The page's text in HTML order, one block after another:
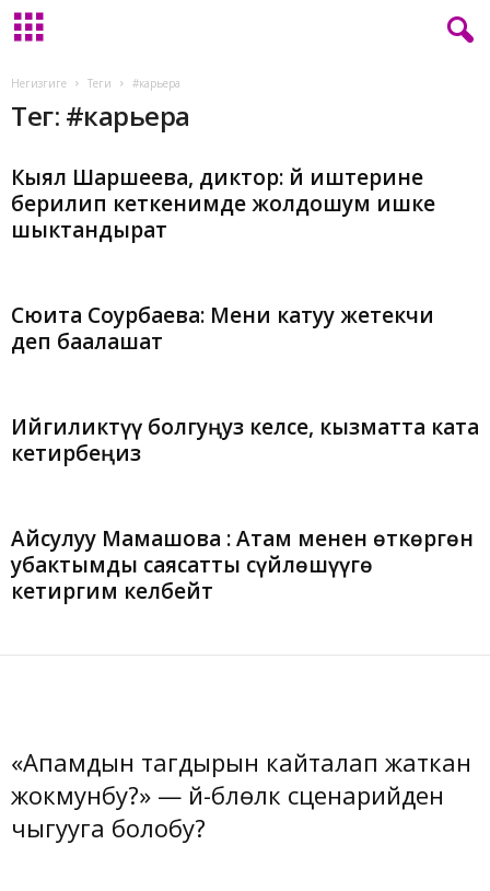
Негизгиге Теги #карьера
Тег: #карьера
Кыял Шаршеева, диктор: Үй иштерине
берилип кеткенимде жолдошум ишке
шыктандырат
Сюита Соурбаева: Мени катуу жетекчи
деп баалашат
Ийгиликтүү болгуңуз келсе, кызматта ката
кетирбеңиз
Айсулуу Мамашова : Атам менен өткөргөн
убактымды саясатты сүйлөшүүгө
кетиргим келбейт
«Апамдын тагдырын кайталап жаткан
жокмунбу?» — үй-бүлөлүк сценарийден
чыгууга болобу?